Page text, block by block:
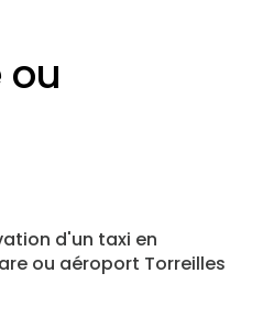
d'un taxi en
ou aéroport Torreilles